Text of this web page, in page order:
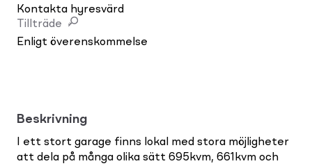
Kontakta hyresvärd
Tillträde
Enligt överenskommelse
Beskrivning
I ett stort garage finns lokal med stora möjligheter
att dela på många olika sätt 695kvm, 661kvm och